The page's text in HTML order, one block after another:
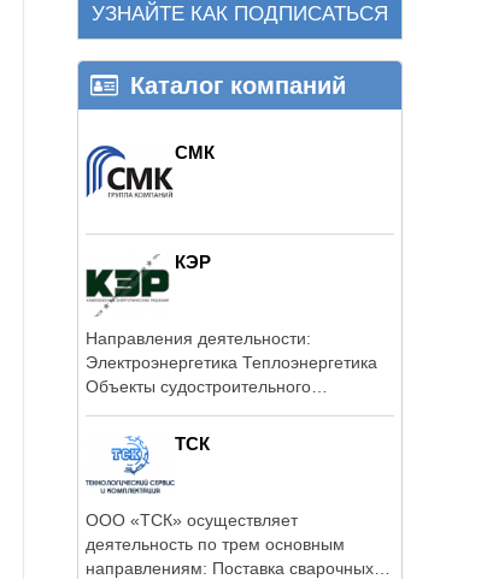
УЗНАЙТЕ КАК ПОДПИСАТЬСЯ
Каталог компаний
СМК
КЭР
Направления деятельности:
Электроэнергетика Теплоэнергетика
Oбъекты судостроительного
ТСК
ООО «ТСК» осуществляет
деятельность по трем основным
направлениям: Поставка сварочных